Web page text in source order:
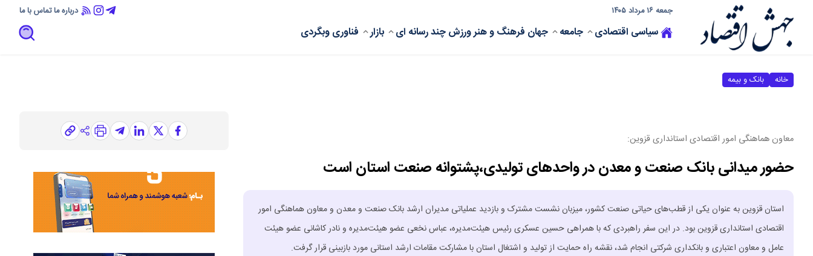
جمعه ۱۶ مرداد ۱۴۰۵ درباره ماتماس با ما
سیاسی اقتصادی جامعه جهان فرهنگ و هنرورزشچند رسانه ای بازار فناوریوبگردی
خانه بانک و بیمه
معاون هماهنگی امور اقتصادی استانداری قزوین:
حضور میدانی بانک صنعت و معدن در واحدهای تولیدی،پشتوانه صنعت استان است
استان قزوین به عنوان یکی از قطب‌های حیاتی صنعت کشور، میزبان نشست مشترک و بازدید عملیاتی مدیران ارشد بانک صنعت و معدن و معاون هماهنگی امور
اقتصادی استانداری قزوین بود. در این سفر راهبردی که با همراهی حسین عسکری رئیس هیئت‌مدیره، عباس نخعی عضو هیئت‌مدیره و نادر کاشانی عضو هیئت
عامل و معاون اعتباری و بانکداری شرکتی انجام شد، نقشه راه حمایت از تولید و اشتغال استان با مشارکت مقامات ارشد استانی مورد بازبینی قرار گرفت.